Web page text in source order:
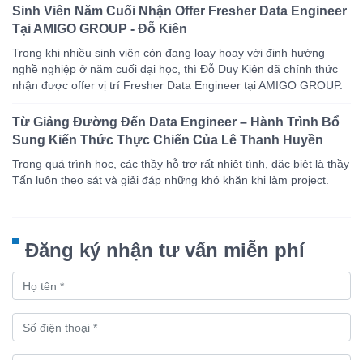
Sinh Viên Năm Cuối Nhận Offer Fresher Data Engineer
Tại AMIGO GROUP - Đỗ Kiên
Trong khi nhiều sinh viên còn đang loay hoay với định hướng
nghề nghiệp ở năm cuối đại học, thì Đỗ Duy Kiên đã chính thức
nhận được offer vị trí Fresher Data Engineer tại AMIGO GROUP.
Từ Giảng Đường Đến Data Engineer – Hành Trình Bổ
Sung Kiến Thức Thực Chiến Của Lê Thanh Huyền
Trong quá trình học, các thầy hỗ trợ rất nhiệt tình, đặc biệt là thầy
Tấn luôn theo sát và giải đáp những khó khăn khi làm project.
Đăng ký nhận tư vấn miễn phí